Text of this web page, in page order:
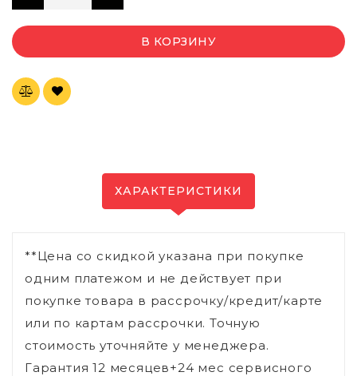
В КОРЗИНУ
ХАРАКТЕРИСТИКИ
**Цена со скидкой указана при покупке
одним платежом и не действует при
покупке товара в рассрочку/кредит/карте
или по картам рассрочки. Точную
стоимость уточняйте у менеджера.
Гарантия 12 месяцев+24 мес сервисного